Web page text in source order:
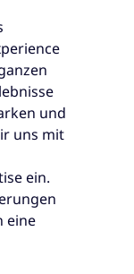
und
uns mit
ein.
eine